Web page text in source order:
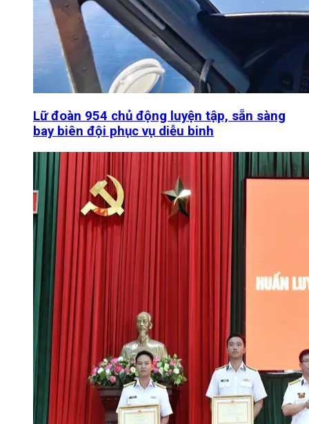
Lữ đoàn 954 chủ động luyện tập, sẵn sàng
bay biên đội phục vụ diễu binh